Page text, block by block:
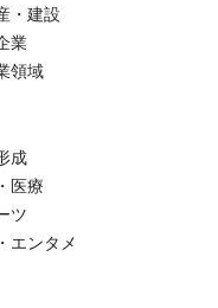
・建設
業
領域
成
医療
ツ
エンタメ